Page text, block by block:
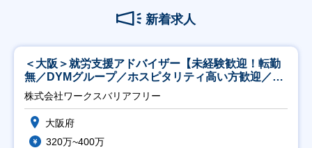
新着求人
＜大阪＞就労支援アドバイザー【未経験歓迎！転勤
無／DYMグループ／ホスピタリティ高い方歓迎／土
日祝】
株式会社ワークスバリアフリー
大阪府
320万~400万